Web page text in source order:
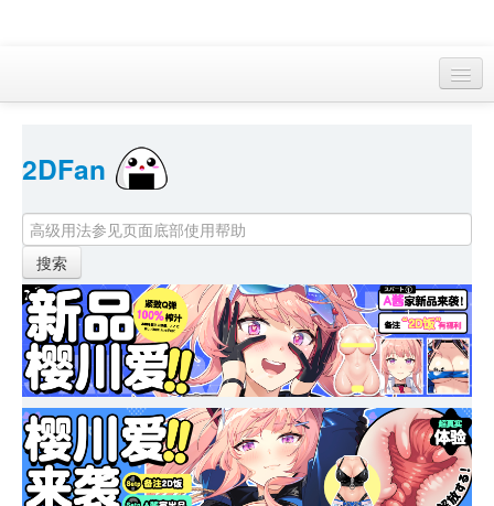
首页
找游戏
下资源
目录
本月新作
站内动态
小组
KF Online
2DFan